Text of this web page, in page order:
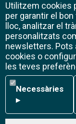
Política de
Avís legal
©CRAI Universitat
Creative Commons
Utilitzem cookies
per garantir el
lloc, analitzar el
personalitzats
newsletters. Pots
cookies o
les teves
Necessàries
Necessàries
▸